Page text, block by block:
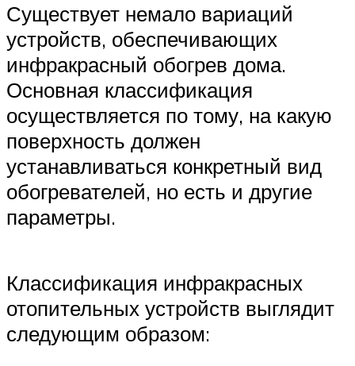
Существует немало вариаций
устройств, обеспечивающих
инфракрасный обогрев дома.
Основная классификация
осуществляется по тому, на какую
поверхность должен
устанавливаться конкретный вид
обогревателей, но есть и другие
параметры.
Классификация инфракрасных
отопительных устройств выглядит
следующим образом: